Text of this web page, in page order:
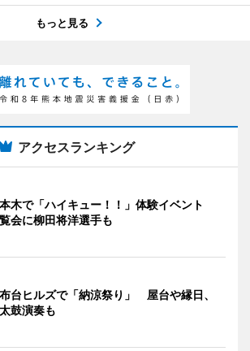
もっと見る
アクセスランキング
木で「ハイキュー！！」体験イベント
会に柳田将洋選手も
台ヒルズで「納涼祭り」 屋台や縁日、
鼓演奏も